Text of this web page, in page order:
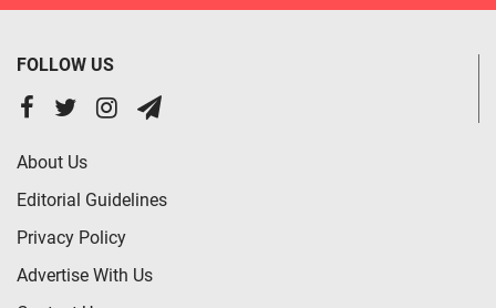
FOLLOW US
About Us
Editorial Guidelines
Privacy Policy
Advertise With Us